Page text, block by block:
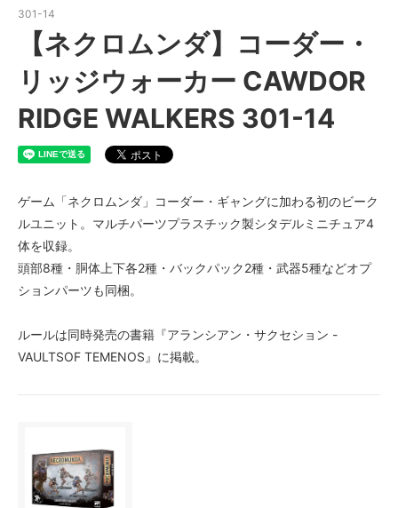
301-14
【ネクロムンダ】コーダー・
リッジウォーカー CAWDOR
RIDGE WALKERS 301-14
ゲーム「ネクロムンダ」コーダー・ギャングに加わる初のビーク
ルユニット。マルチパーツプラスチック製シタデルミニチュア4
体を収録。
頭部8種・胴体上下各2種・バックパック2種・武器5種などオプ
ションパーツも同梱。
ルールは同時発売の書籍『アランシアン・サクセション -
VAULTSOF TEMENOS』に掲載。